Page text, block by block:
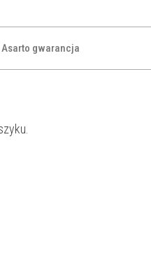
Asarto gwarancja